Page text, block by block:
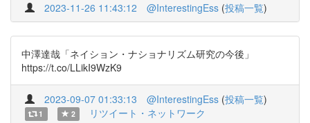
2023-11-26 11:43:12 @InterestingEss (投稿一覧)
中澤達哉「ネイション・ナショナリズム研究の今後」
https://t.co/LLikI9WzK9
2023-09-07 01:33:13 @InterestingEss (投稿一覧)
1 2 リツイート・ネットワーク